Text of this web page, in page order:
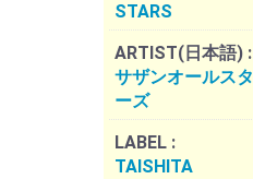
STARS
ARTIST(日本語) :
サザンオールスタ
ーズ
LABEL :
TAISHITA